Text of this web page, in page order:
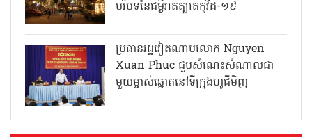
បរិបទនៃជម្ងឺរាតត្បាតកូវីដ-១៩
ប្រធានរដ្ឋវៀតណាមលោក Nguyen
Xuan Phuc ជួបសំណេះសំណាលជា
មួយម្ចាស់ឆ្នោតនៅទីក្រុងហូជីមិញ